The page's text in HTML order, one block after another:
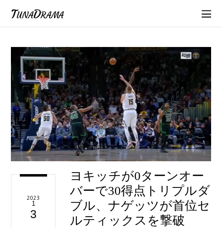
TunaDrama
2023
1
3
ヨキッチが0ターンオー
バーで30得点トリプルダ
ブル、ナゲッツが首位セ
ルティックスを撃破